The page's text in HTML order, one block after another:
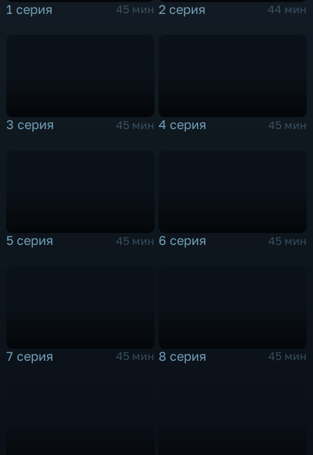
1 серия 45 мин 2 серия 44 мин
3 серия 45 мин 4 серия 45 мин
5 серия 45 мин 6 серия 45 мин
7 серия 45 мин 8 серия 45 мин